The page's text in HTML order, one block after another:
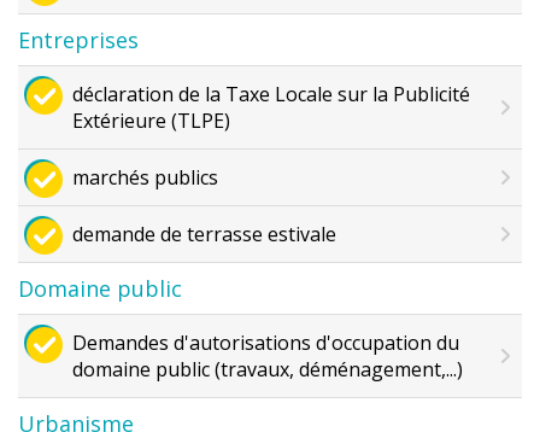
Entreprises
déclaration de la Taxe Locale sur la Publicité
Extérieure (TLPE)
marchés publics
demande de terrasse estivale
Domaine public
Demandes d'autorisations d'occupation du
domaine public (travaux, déménagement,...)
Urbanisme